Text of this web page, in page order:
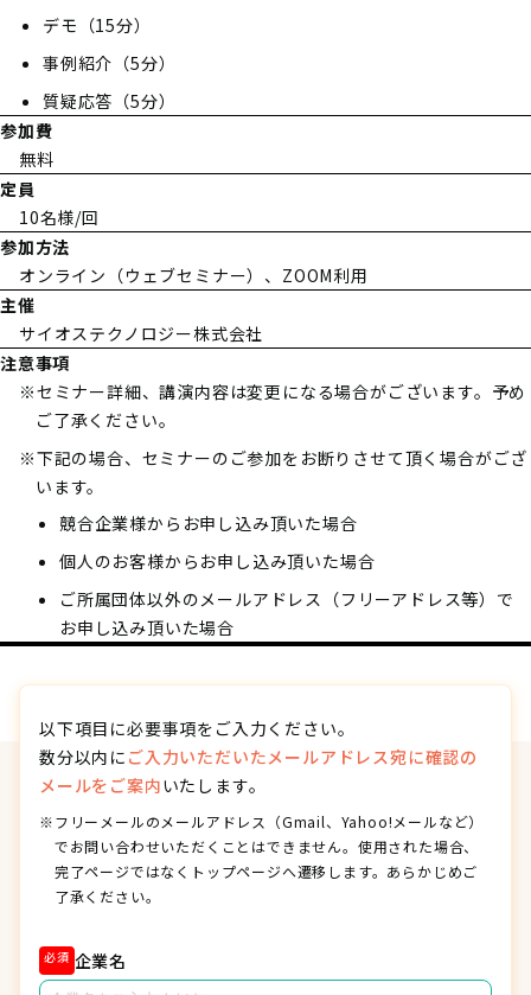
デモ（15分）
事例紹介（5分）
質疑応答（5分）
参加費
無料
定員
10名様/回
参加方法
オンライン（ウェブセミナー）、ZOOM利用
主催
サイオステクノロジー株式会社
注意事項
※セミナー詳細、講演内容は変更になる場合がございます。予め
ご了承ください。
※下記の場合、セミナーのご参加をお断りさせて頂く場合がござ
います。
競合企業様からお申し込み頂いた場合
個人のお客様からお申し込み頂いた場合
ご所属団体以外のメールアドレス（フリーアドレス等）で
お申し込み頂いた場合
以下項目に必要事項をご入力ください。
数分以内に ご入力いただいたメールアドレス宛に確認の
メールをご案内いたします。
※フリーメールのメールアドレス（Gmail、Yahoo!メールなど）
でお問い合わせいただくことはできません。使用された場合、
完了ページではなくトップページへ遷移します。あらかじめご
了承ください。
必須 企業名